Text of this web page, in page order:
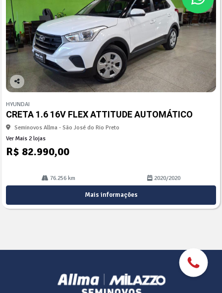
Co
arti
lhe
HYUNDAI
CRETA 1.6 16V FLEX ATTITUDE AUTOMÁTICO
Seminovos Allma - São José do Rio Preto
Ver Mais 2 lojas
R$ 82.990,00
76.256 km 2020/2020
Mais informações